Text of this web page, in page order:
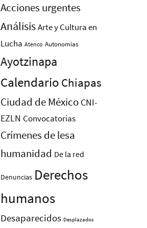
Acciones urgentes
AnálisisArte y Cultura en
Lucha Atenco Autonomías
Ayotzinapa
Calendario Chiapas
Ciudad de México CNI-
EZLN Convocatorias
Crímenes de lesa
humanidad De la red
Denuncias Derechos
humanos
Desaparecidos Desplazados